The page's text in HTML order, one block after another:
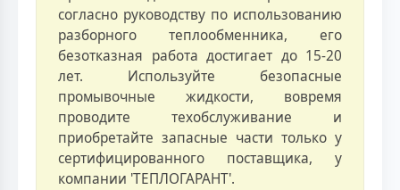
согласно руководству по использованию
разборного теплообменника, его
безотказная работа достигает до 15-20
лет. Используйте безопасные
промывочные жидкости, вовремя
проводите техобслуживание и
приобретайте запасные части только у
сертифицированного поставщика, у
компании 'ТЕПЛОГАРАНТ'.